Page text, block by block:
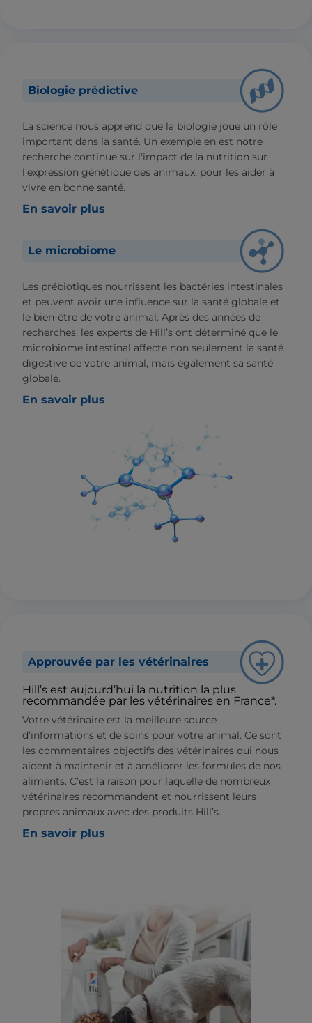
Biologie prédictive
La science nous apprend que la biologie joue un rôle
important dans la santé. Un exemple en est notre
recherche continue sur l'impact de la nutrition sur
l'expression génétique des animaux, pour les aider à
vivre en bonne santé.
En savoir plus
Le microbiome
Les prébiotiques nourrissent les bactéries intestinales
et peuvent avoir une influence sur la santé globale et
le bien-être de votre animal. Après des années de
recherches, les experts de Hill’s ont déterminé que le
microbiome intestinal affecte non seulement la santé
digestive de votre animal, mais également sa santé
globale.
En savoir plus
Approuvée par les vétérinaires
Hill’s est aujourd’hui la nutrition la plus
recommandée par les vétérinaires en France*.
Votre vétérinaire est la meilleure source
d’informations et de soins pour votre animal. Ce sont
les commentaires objectifs des vétérinaires qui nous
aident à maintenir et à améliorer les formules de nos
aliments. C’est la raison pour laquelle de nombreux
vétérinaires recommandent et nourrissent leurs
propres animaux avec des produits Hill’s.
En savoir plus